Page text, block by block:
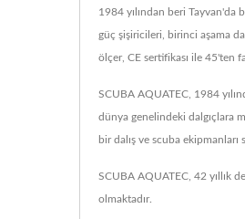
1984 yılından beri Tayvan'da
güç şişiricileri, birinci aşama
ölçer, CE sertifikası ile 45'ten
SCUBA AQUATEC, 1984
dünya genelindeki dalgıçlara
bir dalış ve scuba ekipmanları
SCUBA AQUATEC, 42 yıllık
olmaktadır.